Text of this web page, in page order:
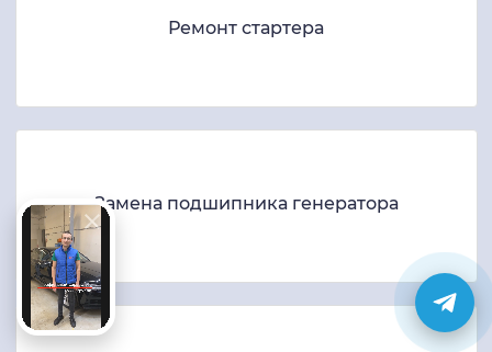
Ремонт стартера
Замена подшипника генератора